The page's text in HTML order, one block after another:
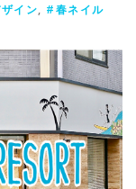
イン, #春ネイル